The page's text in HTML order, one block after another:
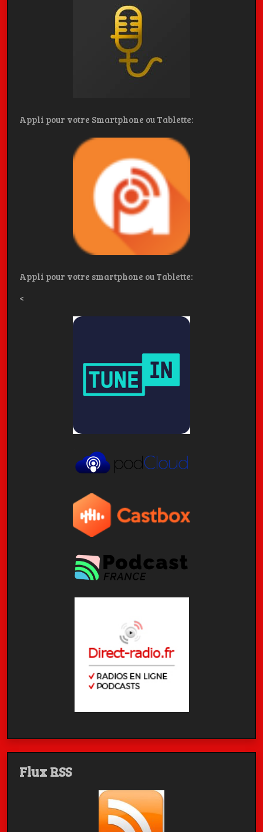
Appli pour votre Smartphone ou Tablette:
Appli pour votre smartphone ou Tablette:
<
Flux RSS